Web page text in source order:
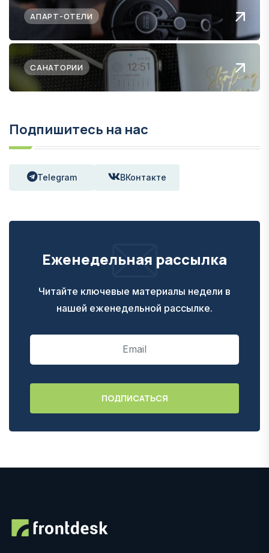
АПАРТ-ОТЕЛИ
САНАТОРИИ
Подпишитесь на нас
Telegram ВКонтакте
Еженедельная рассылка
Читайте ключевые материалы недели в
нашей еженедельной рассылке.